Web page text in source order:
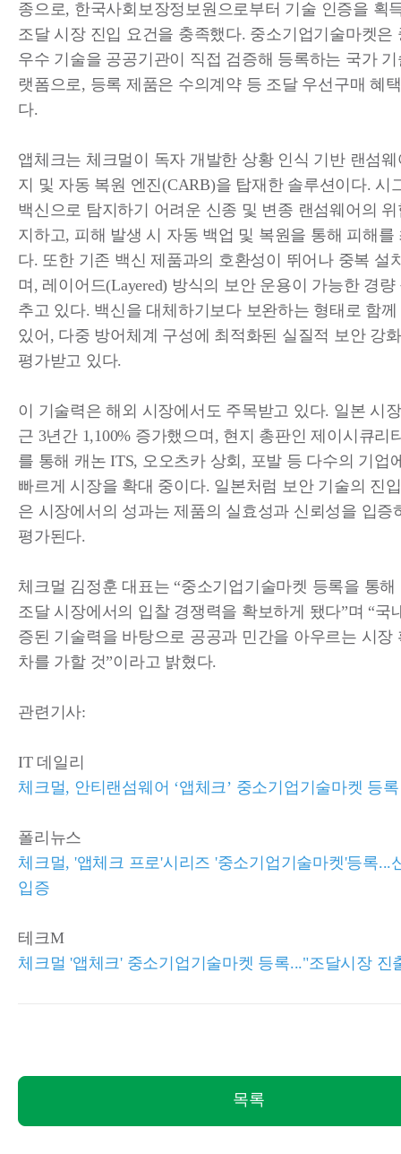
종으로, 한국사회보장정보원으로부터 기술 인증을 획
조달 시장 진입 요건을 충족했다. 중소기업기술마켓은
우수 기술을 공공기관이 직접 검증해 등록하는 국가
랫폼으로, 등록 제품은 수의계약 등 조달 우선구매 혜
다.
앱체크는 체크멀이 독자 개발한 상황 인식 기반 랜섬
지 및 자동 복원 엔진(CARB)을 탑재한 솔루션이다. 시
백신으로 탐지하기 어려운 신종 및 변종 랜섬웨어의
지하고, 피해 발생 시 자동 백업 및 복원을 통해 피해를
다. 또한 기존 백신 제품과의 호환성이 뛰어나 중복 설
며, 레이어드(Layered) 방식의 보안 운용이 가능한 경량
추고 있다. 백신을 대체하기보다 보완하는 형태로 함
있어, 다중 방어체계 구성에 최적화된 실질적 보안 강
평가받고 있다.
이 기술력은 해외 시장에서도 주목받고 있다. 일본 시
근 3년간 1,100% 증가했으며, 현지 총판인 제이시큐리
를 통해 캐논 ITS, 오오츠카 상회, 포발 등 다수의 기업
빠르게 시장을 확대 중이다. 일본처럼 보안 기술의 진
은 시장에서의 성과는 제품의 실효성과 신뢰성을 입증
평가된다.
체크멀 김정훈 대표는 “중소기업기술마켓 등록을 통해
조달 시장에서의 입찰 경쟁력을 확보하게 됐다”며 “국
증된 기술력을 바탕으로 공공과 민간을 아우르는 시장
차를 가할 것”이라고 밝혔다.
관련기사:
IT 데일리
체크멀, 안티랜섬웨어 ‘앱체크’ 중소기업기술마켓 등록
폴리뉴스
체크멀, '앱체크 프로'시리즈 '중소기업기술마켓'등록...
입증
테크M
체크멀 '앱체크' 중소기업기술마켓 등록..."조달시장 진
목록